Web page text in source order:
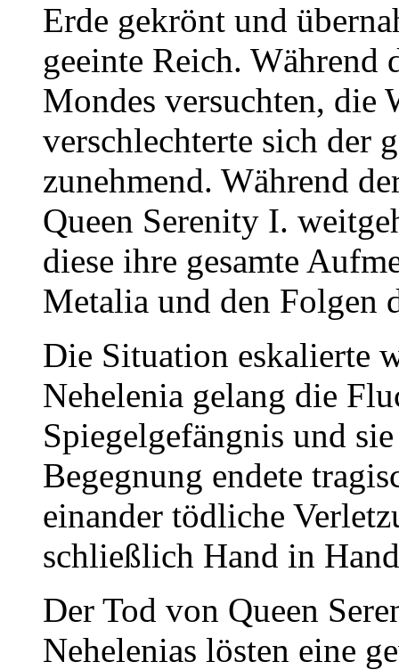
Erde gekrönt und
geeinte Reich. Während
Mondes versuchten, die
verschlechterte sich der
zunehmend. Während
Queen Serenity I.
diese ihre gesamte
Metalia und den Folgen
Die Situation eskalierte
Nehelenia gelang die
Spiegelgefängnis und
Begegnung endete
einander tödliche
schließlich Hand in
Der Tod von Queen
Nehelenias lösten eine